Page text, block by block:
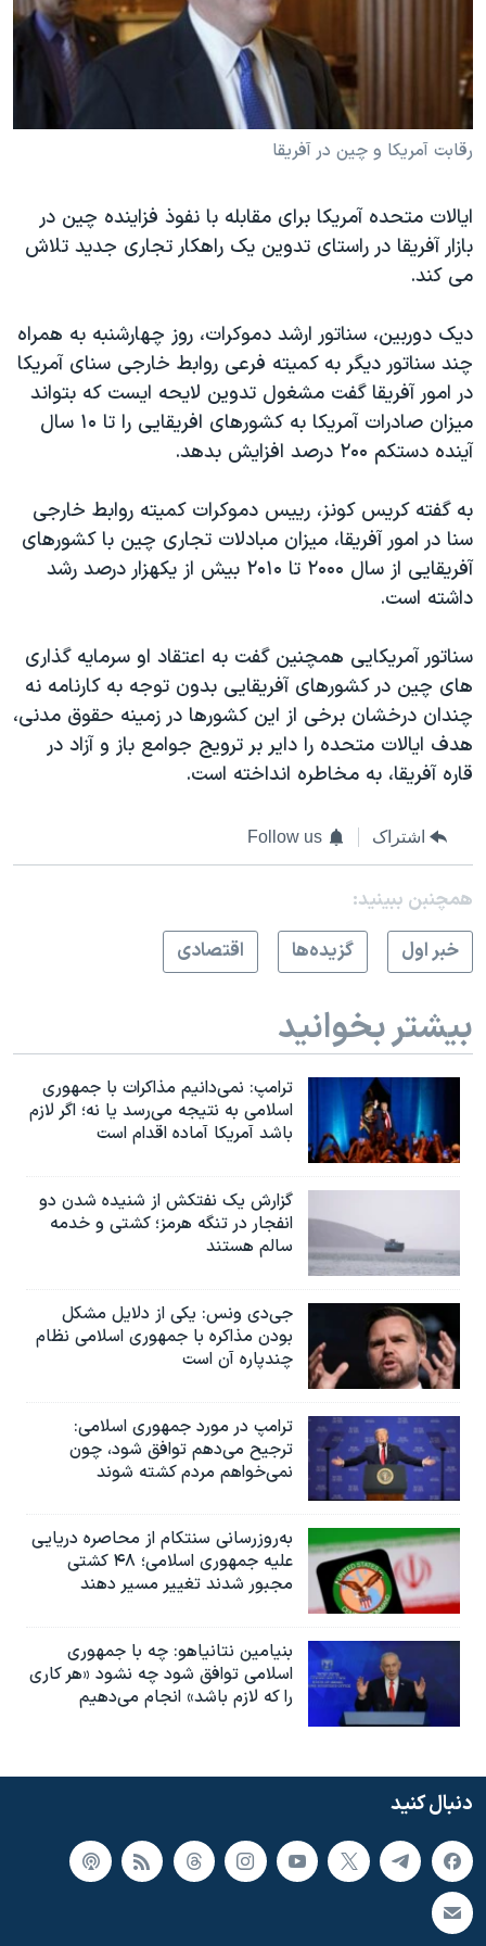
حقوق شهروندی
گالری عکس
آرشیو پخش زنده
انتخابات ریاست جمهوری آمریکا ۲۰۲۴
حمله جمهوری اسلامی به اسرائیل
اعتراضات زن، زندگی، آزادی
مجموعه مستندهای دادخواهی
دادگاه حمید نوری
چهل سال گروگان‌گیری
قانون شفافیت دارائی کادر رهبری ایران
اعتراضات مردمی آبان ۹۸
نرگس محمدی برنده جایزه نوبل صلح
همایش محافظه‌کاران آمریکا «سی‌پک»
صفحه‌های ویژه
سفر پرزیدنت ترامپ به چین
زبانهای مختلف
رقابت آمريکا و چين در آفريقا
ايالات متحده آمريکا برای مقابله با نفوذ فزاينده چين در
بازار آفريقا در راستای تدوين يک راهکار تجاری جديد تلاش
می کند.
ديک دوربين، سناتور ارشد دموکرات، روز چهارشنبه به همراه
چند سناتور ديگر به کميته فرعی روابط خارجی سنای آمريکا
در امور آفريقا گفت مشغول تدوين لايحه ايست که بتواند
ميزان صادرات آمريکا به کشورهای افريقايی را تا ١۰ سال
آينده دستکم ۲۰۰ درصد افزايش بدهد.
به گفته کريس کونز، رييس دموکرات کميته روابط خارجی
سنا در امور آفريقا، ميزان مبادلات تجاری چين با کشورهای
آفريقايی از سال ۲۰۰۰ تا ۲۰١۰ بيش از يکهزار درصد رشد
داشته است.
سناتور آمريکايی همچنين گفت به اعتقاد او سرمايه گذاری
های چين در کشورهای آفريقايی بدون توجه به کارنامه نه
چندان درخشان برخی از اين کشورها در زمينه حقوق مدنی،
هدف ايالات متحده را داير بر ترويج جوامع باز و آزاد در
قاره آفريقا، به مخاطره انداخته است.
اشتراک Follow us
همچنبن ببینید:
خبر اول
گزيده‌ها اقتصادی
بیشتر بخوانید
ترامپ: نمی‌دانیم مذاکرات با جمهوری
اسلامی به نتیجه می‌رسد یا نه؛ اگر لازم
باشد آمریکا آماده اقدام است
گزارش یک نفتکش از شنیده شدن دو
انفجار در تنگه هرمز؛ کشتی و خدمه
سالم هستند
جی‌دی ونس: یکی از دلایل مشکل
بودن مذاکره با جمهوری اسلامی نظام
چندپاره آن است
ترامپ در مورد جمهوری اسلامی:
ترجیح می‌دهم توافق شود، چون
نمی‌خواهم مردم کشته شوند
به‌روزرسانی سنتکام از محاصره دریایی
علیه جمهوری اسلامی؛ ۴۸ کشتی
مجبور شدند تغییر مسیر دهند
بنیامین نتانیاهو: چه با جمهوری
اسلامی توافق شود چه نشود «هر کاری
را که لازم باشد» انجام می‌دهیم
دنبال کنید